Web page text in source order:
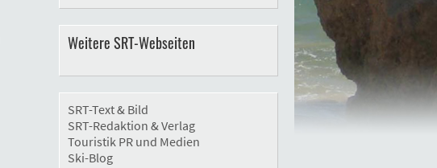
Weitere SRT-Webseiten
SRT-Text & Bild
SRT-Redaktion & Verlag
Touristik PR und Medien
Ski-Blog